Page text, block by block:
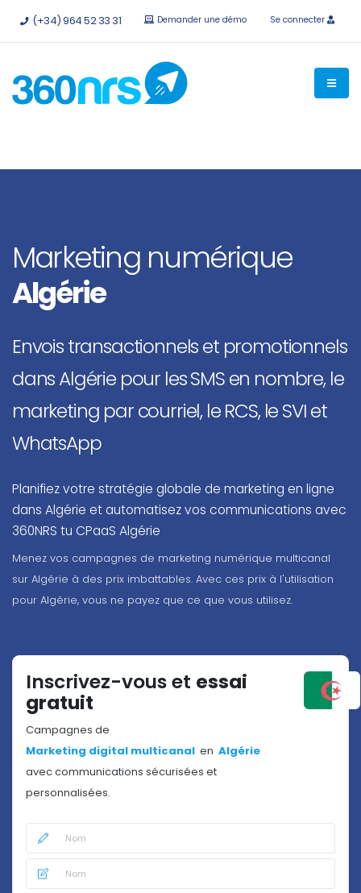
Essayez-le gratuitement sans engagementAPI et
(+34) 964 52 33 31 Demander une démo Se connecter
Marketing numérique
Algérie
Envois transactionnels et promotionnels
dans Algérie pour les SMS en nombre, le
marketing par courriel, le RCS, le SVI et
WhatsApp
Planifiez votre stratégie globale de marketing en ligne
dans Algérie et automatisez vos communications avec
360NRS tu CPaaS Algérie
Menez vos campagnes de marketing numérique multicanal
sur Algérie à des prix imbattables. Avec ces prix à l'utilisation
pour Algérie, vous ne payez que ce que vous utilisez.
Inscrivez-vous et essai
gratuit
Campagnes de
Marketing digital multicanal en Algérie
avec communications sécurisées et
personnalisées.